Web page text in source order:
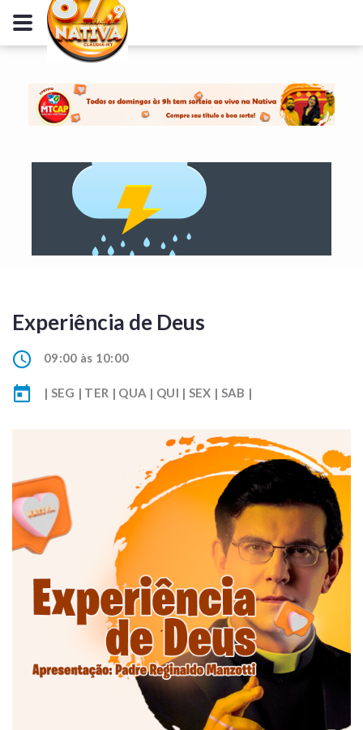
Experiência de Deus
09:00 às 10:00
| SEG | TER | QUA | QUI | SEX | SAB |